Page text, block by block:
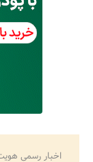
اخبار رسمی